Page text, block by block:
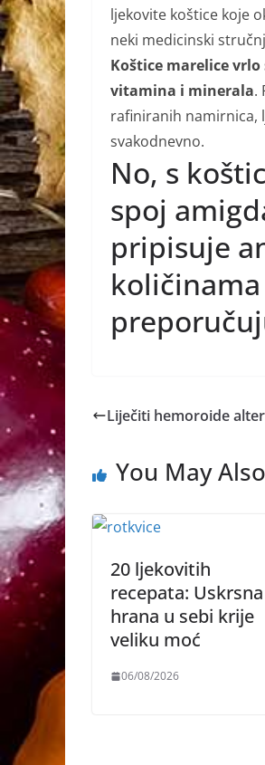
ljekovite koštice koje
neki medicinski
Koštice marelice
vitamina i minerala.
rafiniranih namirnica,
svakodnevno.
No, s
spoj
pripisuje
Liječiti hemoroide
You May
20 ljekovitih
recepata: Uskrsna
hrana u sebi krije
veliku moć
06/08/2026